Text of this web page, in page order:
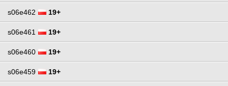
s06e462 19+
s06e461 19+
s06e460 19+
s06e459 19+